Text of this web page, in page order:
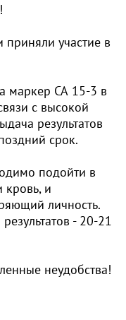
приняли участие в
маркер СА 15-3 в
с высокой
результатов
срок.
подойти в
кровь, и
личность.
- 20-21
неудобства!